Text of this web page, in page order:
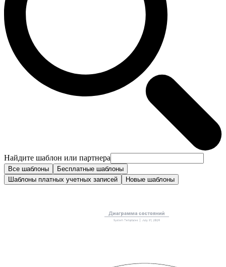
Найдите шаблон или партнера
Все шаблоны
Бесплатные шаблоны
Шаблоны платных учетных записей
Новые шаблоны